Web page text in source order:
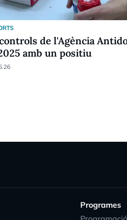
de l'Agència
amb un positiu
Programes